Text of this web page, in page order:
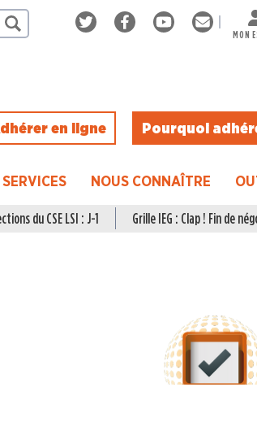
MON
en ligne Pourquoi
NOUS CONNAÎTRE
du CSE LSI : J-1 Grille IEG : Clap ! Fin de